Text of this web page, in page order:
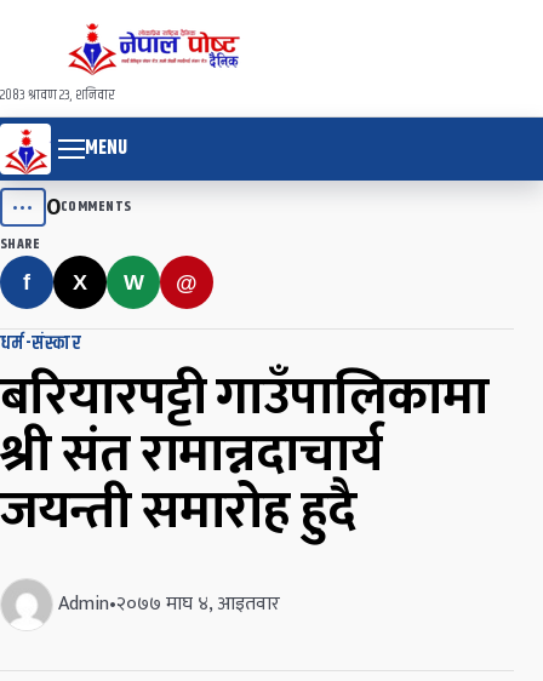
२०८३ श्रावण २३, शनिवार
MENU
••• 0COMMENTS
SHARE
f X W @
धर्म-संस्कार
बरियारपट्टी गाउँपालिकामा
श्री संत रामान्नदाचार्य
जयन्ती समारोह हुदै
Admin•२०७७ माघ ४, आइतवार